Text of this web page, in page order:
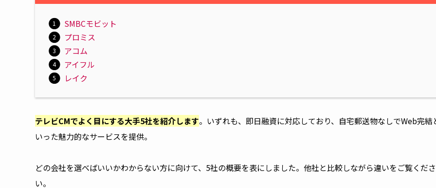
SMBCモビット
プロミス
アコム
アイフル
レイク
テレビCMでよく目にする大手5社を紹介します。いずれも、即日融資に対応しており、自宅郵送物なしでWeb完結
いった魅力的なサービスを提供。
どの会社を選べばいいかわからない方に向けて、5社の概要を表にしました。他社と比較しながら違いをご覧くださ
い。